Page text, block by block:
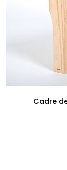
Cadre